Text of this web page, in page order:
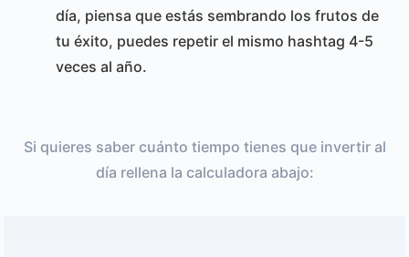
día, piensa que estás sembrando los frutos de
tu éxito, puedes repetir el mismo hashtag 4-5
veces al año.
Si quieres saber cuánto tiempo tienes que invertir al
día rellena la calculadora abajo: